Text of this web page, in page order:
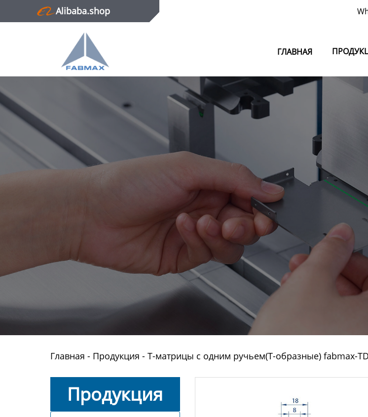
Alibaba.shop
ГЛАВНАЯ
Главная
Контактная информация
Главная - Продукция - Т-матрицы с одним ручьем(Т-образные) fabmax-
Продукция